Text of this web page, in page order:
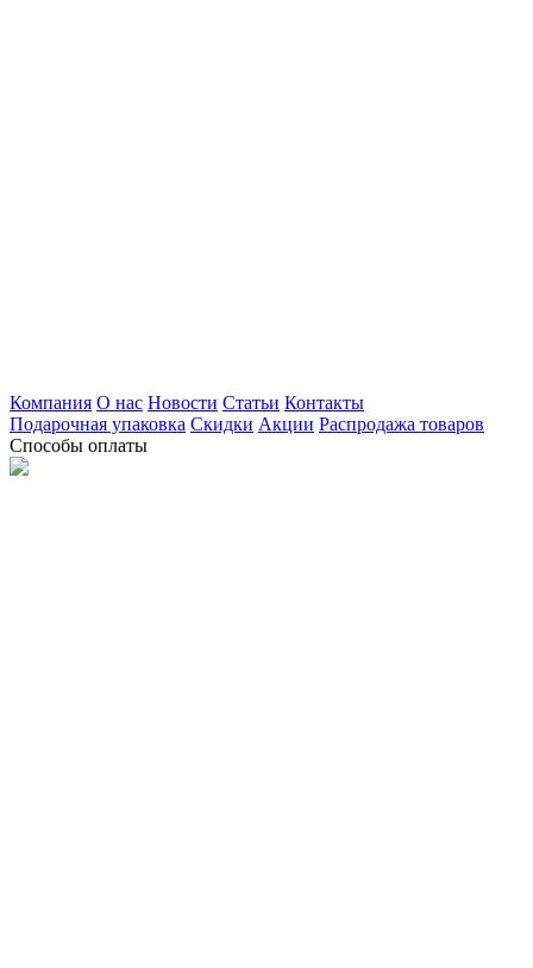
Компания О нас Новости Статьи Контакты
Подарочная упаковка Скидки Акции Распродажа товаров
Способы оплаты